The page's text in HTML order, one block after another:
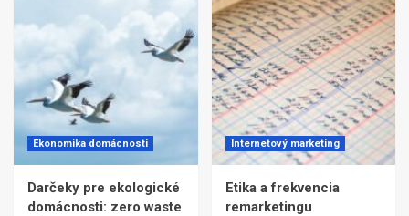
Ekonomika domácnosti
Darčeky pre ekologické
domácnosti: zero waste
Internetový marketing
Etika a frekvencia
remarketingu